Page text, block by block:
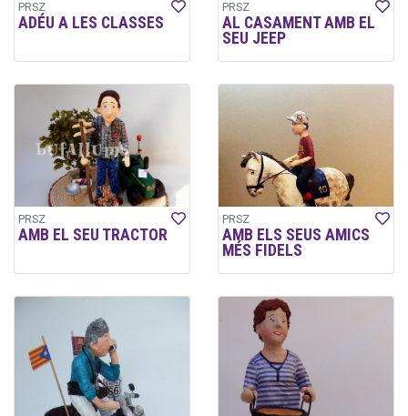
PRSZ
ADÉU A LES CLASSES
PRSZ
AL CASAMENT AMB EL
SEU JEEP
PRSZ
AMB EL SEU TRACTOR
PRSZ
AMB ELS SEUS AMICS
MÉS FIDELS